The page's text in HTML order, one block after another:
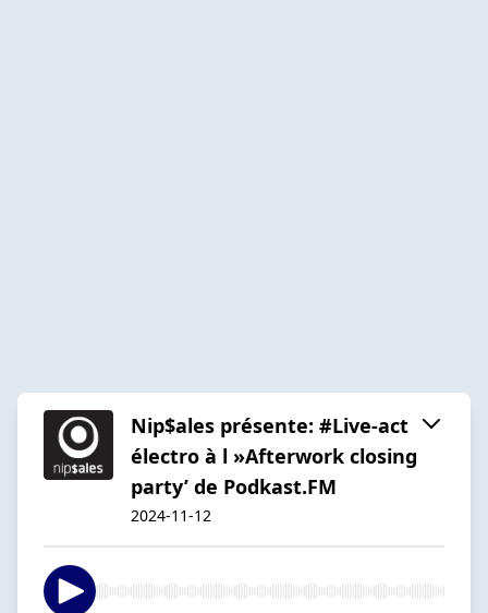
Nip$ales présente: #Live-act
électro à l »Afterwork closing
party’ de Podkast.FM
2024-11-12